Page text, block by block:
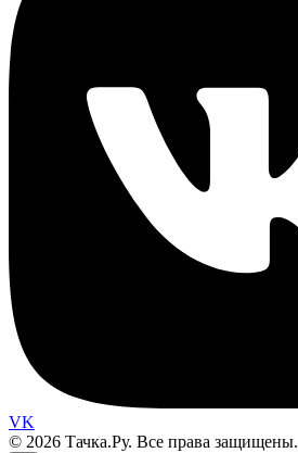
VK
© 2026 Тачка.Ру. Все права защищены.